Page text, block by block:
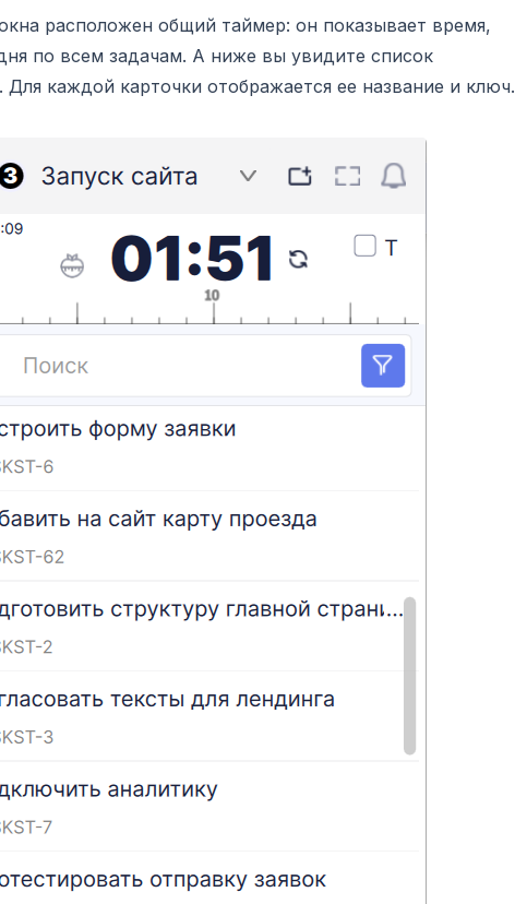
расположен общий таймер: он показывает время,
по всем задачам. А ниже вы увидите список
Для каждой карточки отображается ее название и ключ.